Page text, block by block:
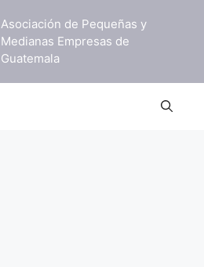
Asociación de Pequeñas y
Medianas Empresas de
Guatemala